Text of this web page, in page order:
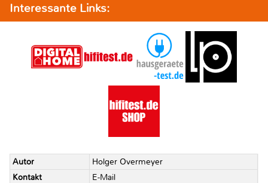
Interessante Links:
Autor
Holger Overmeyer
Kontakt
E-Mail